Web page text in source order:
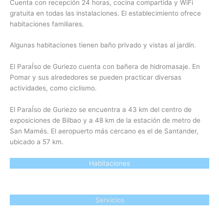
Cuenta con recepción 24 horas, cocina compartida y WiFi
gratuita en todas las instalaciones. El establecimiento ofrece
habitaciones familiares.
Algunas habitaciones tienen baño privado y vistas al jardín.
El ParaÍso de Guriezo cuenta con bañera de hidromasaje. En
Pomar y sus alrededores se pueden practicar diversas
actividades, como ciclismo.
El ParaÍso de Guriezo se encuentra a 43 km del centro de
exposiciones de Bilbao y a 48 km de la estación de metro de
San Mamés. El aeropuerto más cercano es el de Santander,
ubicado a 57 km.
Habitaciones
Servicios